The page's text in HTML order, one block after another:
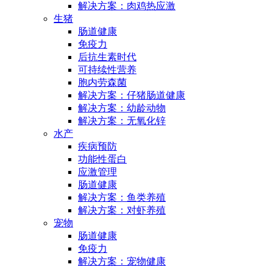
解决方案：肉鸡热应激
生猪
肠道健康
免疫力
后抗生素时代
可持续性营养
胞内劳森菌
解决方案：仔猪肠道健康
解决方案：幼龄动物
解决方案：无氧化锌
水产
疾病预防
功能性蛋白
应激管理
肠道健康
解决方案：鱼类养殖
解决方案：对虾养殖
宠物
肠道健康
免疫力
解决方案：宠物健康